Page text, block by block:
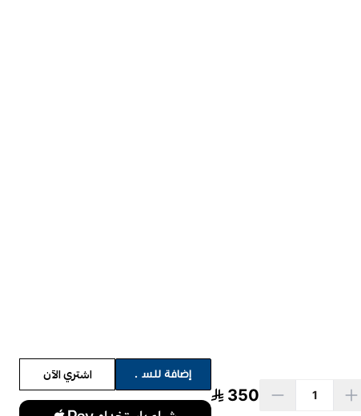
350
إضافة للسلة اشتري الآن